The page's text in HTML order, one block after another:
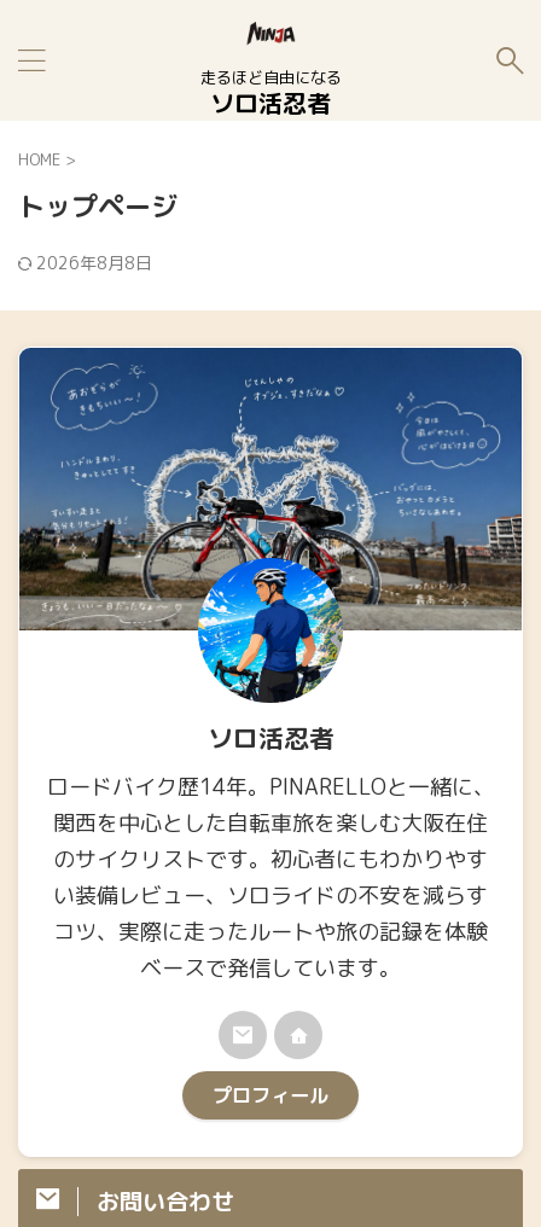
走るほど自由になる
ソロ活忍者
HOME >
トップページ
2026年8月8日
ソロ活忍者
ロードバイク歴14年。PINARELLOと一緒に、
関西を中心とした自転車旅を楽しむ大阪在住
のサイクリストです。初心者にもわかりやす
い装備レビュー、ソロライドの不安を減らす
コツ、実際に走ったルートや旅の記録を体験
ベースで発信しています。
プロフィール
お問い合わせ